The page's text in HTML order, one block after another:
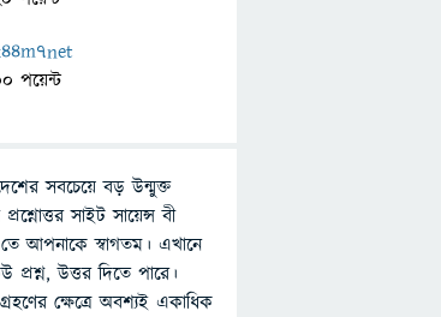
পয়েন্ট
সবচেয়ে বড় উন্মুক্ত
প্রশ্নোত্তর সাইট সায়েন্স বী
আপনাকে স্বাগতম। এখানে
প্রশ্ন, উত্তর দিতে পারে।
ক্ষেত্রে অবশ্যই একাধিক